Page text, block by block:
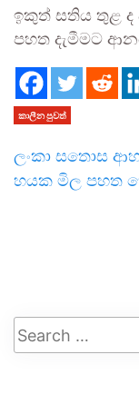
ඉකුත් සතිය තුළ
පහත දැමීමට
කාලීන පුවත්
ලංකා සතොස
හයක මිල පහත